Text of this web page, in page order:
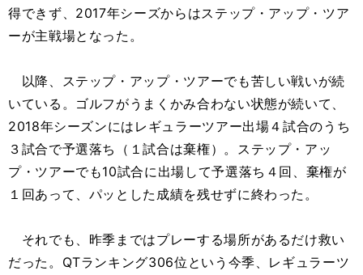
得できず、2017年シーズからはステップ・アップ・ツア
ーが主戦場となった。
以降、ステップ・アップ・ツアーでも苦しい戦いが続
いている。ゴルフがうまくかみ合わない状態が続いて、
2018年シーズンにはレギュラーツアー出場４試合のうち
３試合で予選落ち（１試合は棄権）。ステップ・アッ
プ・ツアーでも10試合に出場して予選落ち４回、棄権が
１回あって、パッとした成績を残せずに終わった。
それでも、昨季まではプレーする場所があるだけ救い
だった。QTランキング306位という今季、レギュラーツ